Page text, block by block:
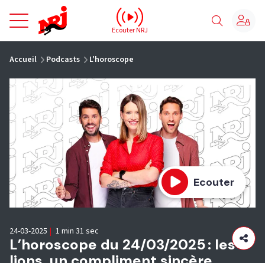
NRJ - Accueil
Ecouter NRJ
Accueil Podcasts L'horoscope
Ecouter
L’horoscope du 24/03/2025 : les
24-03-2025 | 1 min 31 sec